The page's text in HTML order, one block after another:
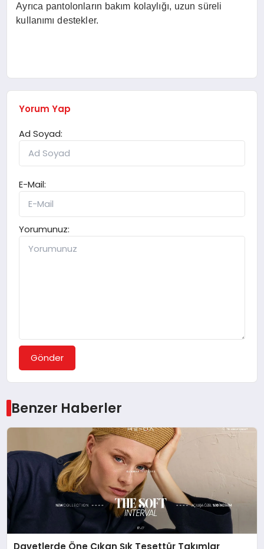
Ayrıca pantolonların bakım kolaylığı, uzun süreli
kullanımı destekler.
Yorum Yap
Ad Soyad:
E-Mail:
Yorumunuz:
Gönder
Benzer Haberler